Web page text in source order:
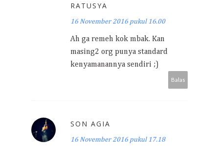
RATUSYA
16 November 2016 pukul 16.00
Ah ga remeh kok mbak. Kan
masing2 org punya standard
kenyamanannya sendiri ;)
Balas
SON AGIA
16 November 2016 pukul 17.18